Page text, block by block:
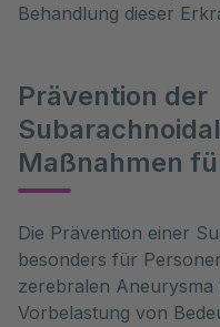
Behandlung dieser
Prävention der
Maßnahmen
Die Prävention einer
besonders für
zerebralen Aneurysma
Vorbelastung von